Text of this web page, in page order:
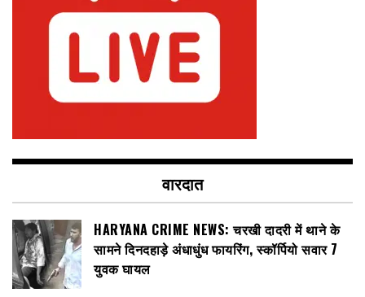
वारदात
HARYANA CRIME NEWS: चरखी दादरी में थाने के
सामने दिनदहाड़े अंधाधुंध फायरिंग, स्कॉर्पियो सवार 7
युवक घायल